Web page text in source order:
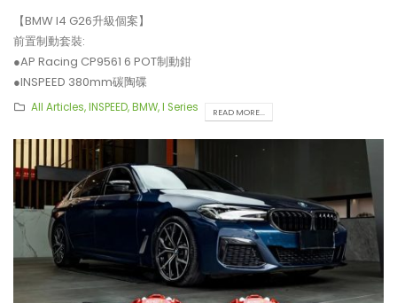
【BMW I4 G26升級個案】
前置制動套裝:
●AP Racing CP9561 6 POT制動鉗
●INSPEED 380mm碳陶碟
**制動套裝適用於19吋或以上車鈴安裝。
All Articles,INSPEED,BMW,I Series READ MORE...